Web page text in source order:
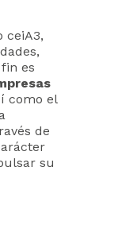
ceiA3,
es
como el
de
su